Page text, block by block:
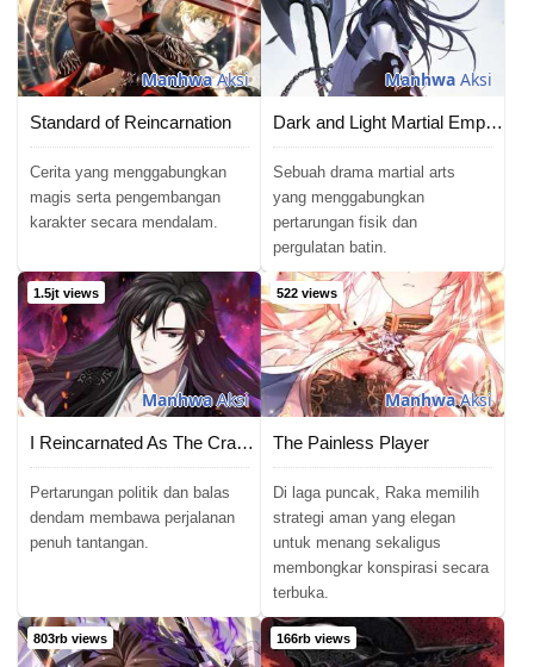
ManhwaAksi
Standard of Reincarnation
Cerita yang menggabungkan
magis serta pengembangan
karakter secara mendalam.
Manhwa Aksi
Dark and Light Martial Emperor
Sebuah drama martial arts
yang menggabungkan
pertarungan fisik dan
pergulatan batin.
1.5jt views
ManhwaAksi
I Reincarnated As The Crazed Heir
Pertarungan politik dan balas
dendam membawa perjalanan
penuh tantangan.
522 views
ManhwaAksi
The Painless Player
Di laga puncak, Raka memilih
strategi aman yang elegan
untuk menang sekaligus
membongkar konspirasi secara
terbuka.
803rb views 166rb views